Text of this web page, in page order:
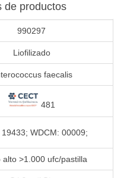
de productos
990297
Liofilizado
faecalis
481
19433; WDCM: 00009;
alto >1.000 ufc/pastilla